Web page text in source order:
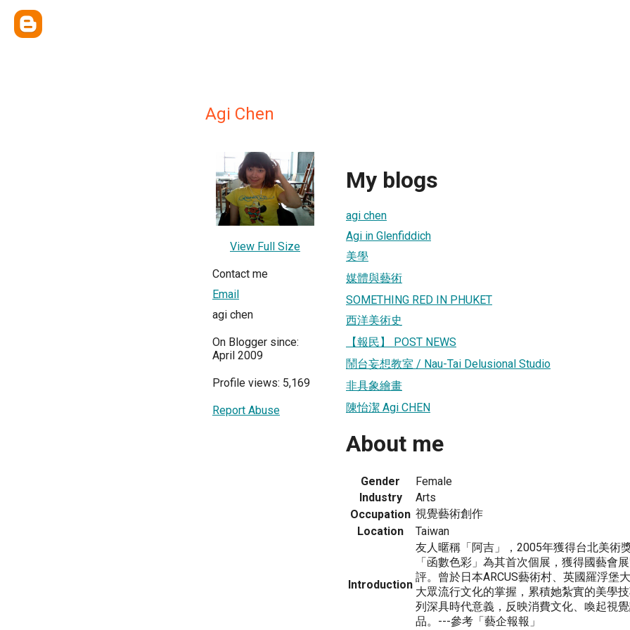
Agi Chen
View Full Size
Contact me
Email
agi chen
On Blogger since:
April 2009
Profile views: 5,169
Report Abuse
My blogs
agi chen
Agi in Glenfiddich
美學
媒體與藝術
SOMETHING RED IN PHUKET
西洋美術史
【報民】 POST NEWS
鬧台妄想教室 / Nau-Tai Delusional Studio
非具象繪畫
陳怡潔 Agi CHEN
About me
Gender
Female
Industry
Arts
Occupation 視覺藝術創作
Location
Taiwan
Introduction
友人暱稱「阿吉」，2005年獲得台北美術
「函數色彩」為其首次個展，獲得國藝會
評。曾於日本ARCUS藝術村、英國羅浮堡
大眾流行文化的掌握，累積她紮實的美學
列深具時代意義，反映消費文化、喚起視
品。---參考「藝企報報」